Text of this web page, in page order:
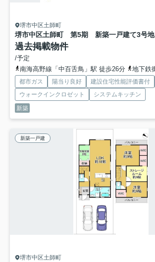
堺市中区土師町
堺市中区土師町 第5期 新築一戸建て3号地
過去掲載物件
/予定
南海高野線「中百舌鳥」駅 徒歩26分
地下鉄御堂筋
都市ガス 陽当り良好 建設住宅性能評価書付
ウォークインクロゼット
システムキッチン
新築
新築一戸建
堺市中区土師町